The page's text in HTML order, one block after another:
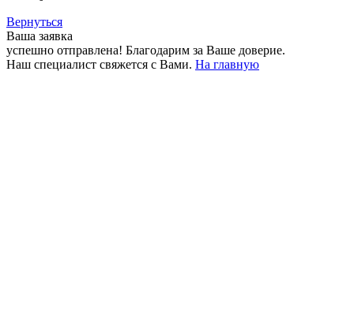
Вернуться
Ваша заявка
успешно отправлена! Благодарим за Ваше доверие.
Наш специалист свяжется с Вами. На главную